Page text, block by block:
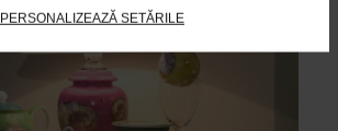
PERSONALIZEAZĂ SETĂRILE